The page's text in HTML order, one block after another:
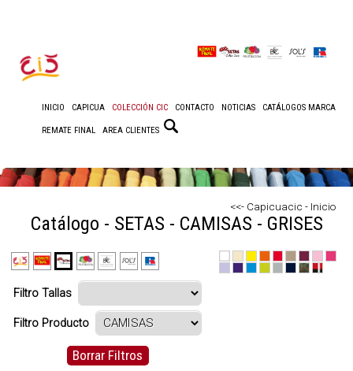
INICIO CAPICUA COLECCIÓN CIC CONTACTO NOTICIAS CATÁLOGOS MARCA
REMATE FINAL AREA CLIENTES
<<- Capicuacic - Inicio
Catálogo - SETAS - CAMISAS - GRISES
Filtro Tallas
Filtro Producto
Borrar Filtros